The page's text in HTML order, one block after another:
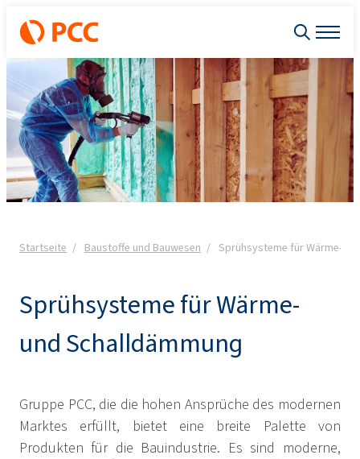
Startseite Baustoffe und Bauwesen Sprühsysteme für Wärme-
Sprühsysteme für Wärme-
und Schalldämmung
Gruppe PCC, die die hohen Ansprüche des modernen
Marktes erfüllt, bietet eine breite Palette von
Produkten für die Bauindustrie. Es sind moderne,